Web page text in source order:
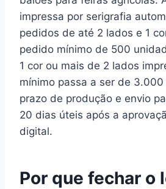
impressa por serigrafia
pedidos de até 2 lados e 1
pedido mínimo de 500
1 cor ou mais de 2 lados
mínimo passa a ser de
prazo de produção e envio
20 dias úteis após a
digital.
Por que fechar o